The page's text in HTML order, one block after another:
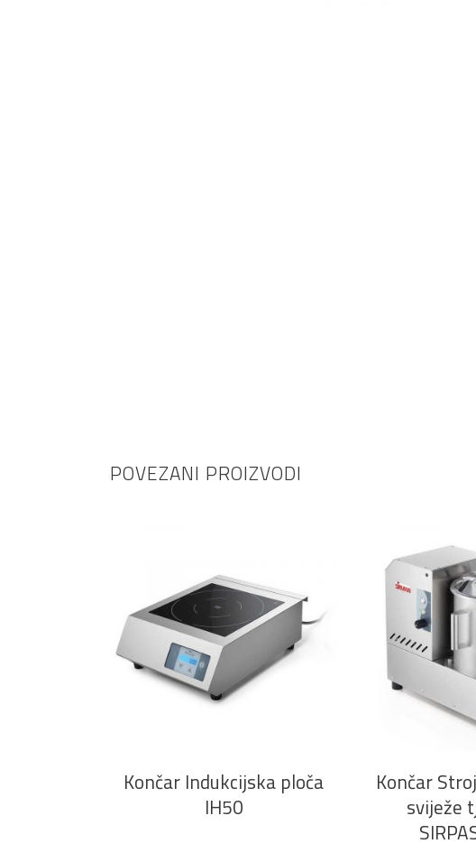
POVEZANI PROIZVODI
PROČITAJ VIŠE
Končar Indukcijska ploča
IH50
Končar
sviježe